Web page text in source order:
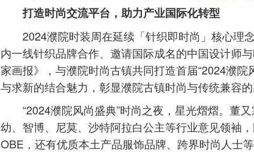
打造时尚交流平台，助力产业国际化转型
2024濮院时装周在延续「针织即时尚」核心理
内一线针织品牌合作、邀请国际成名的中国设计师
家画报》，与濮院时尚古镇共同打造首届“2024濮
与求新的结合魅力，彰显濮院古镇时尚与传统兼容的
“2024濮院风尚盛典”时尚之夜，星光熠熠。董
幼、智博、尼莫、沙特阿拉白公主等行业意见领袖
OBE，还有优质本土产品服饰品牌、跨界时尚人士